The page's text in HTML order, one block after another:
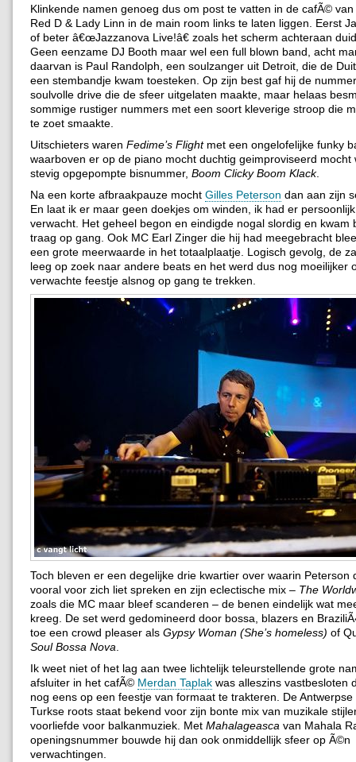
Klinkende namen genoeg dus om post te vatten in de cafÃ©
Red D & Lady Linn in de main room links te laten liggen. Eerst
of beter â€œJazzanova Live!â€ zoals het scherm achteraan
Geen eenzame DJ Booth maar wel een full blown band, acht
daarvan is Paul Randolph, een soulzanger uit Detroit, die de
een stembandje kwam toesteken. Op zijn best gaf hij de
soulvolle drive die de sfeer uitgelaten maakte, maar helaas
sommige rustiger nummers met een soort kleverige stroop die
te zoet smaakte.
Uitschieters waren Fedime’s Flightmet een ongelofelijke funky
waarboven er op de piano mocht duchtig geimproviseerd mocht
stevig opgepompte bisnummer, Boom Clicky Boom Klack.
Na een korte afbraakpauze mocht Gilles Peterson dan aan zijn
En laat ik er maar geen doekjes om winden, ik had er
verwacht. Het geheel begon en eindigde nogal slordig en kwam
traag op gang. Ook MC Earl Zinger die hij had meegebracht
een grote meerwaarde in het totaalplaatje. Logisch gevolg, de
leeg op zoek naar andere beats en het werd dus nog moeilijker
verwachte feestje alsnog op gang te trekken.
Toch bleven er een degelijke drie kwartier over waarin Peterson
vooral voor zich liet spreken en zijn eclectische mix – The
zoals die MC maar bleef scanderen – de benen eindelijk wat
kreeg. De set werd gedomineerd door bossa, blazers en
toe een crowd pleaser als Gypsy Woman (She’s homeless) of
Soul Bossa Nova.
Ik weet niet of het lag aan twee lichtelijk teleurstellende grote
afsluiter in het cafÃ© Merdan Taplak was alleszins vastbesloten
nog eens op een feestje van formaat te trakteren. De Antwerpse
Turkse roots staat bekend voor zijn bonte mix van muzikale
voorliefde voor balkanmuziek. Met Mahalageasca van Mahala
openingsnummer bouwde hij dan ook onmiddellijk sfeer op Ã©n
verwachtingen.